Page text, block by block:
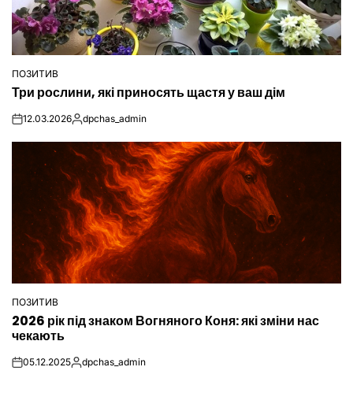
ОПУБЛІКУВАТИ
ПОЗИТИВ
Три рослини, які приносять щастя у ваш дім
on12.03.2026Опубліковано
dpchas_admin
ОПУБЛІКУВАТИ
У
ПОЗИТИВ
2026 рік під знаком Вогняного Коня: які зміни нас
чекають
on05.12.2025Опубліковано
dpchas_admin